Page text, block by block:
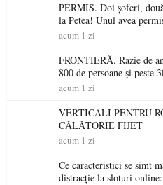
PERMIS. Doi șoferi,
la Petea! Unul avea
niciodată permis
acum 1 zi
FRONTIERĂ. Razie de
800 de persoane și peste
acum 1 zi
VERTICALI PENTRU
CĂLĂTORIE FIJET
acum 1 zi
Ce caracteristici se simt
distracție la sloturi